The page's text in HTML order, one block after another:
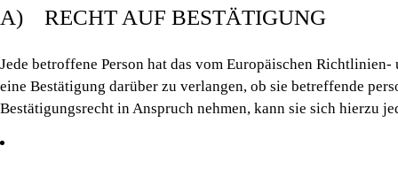
A) RECHT AUF BESTÄTIGUNG
Jede betroffene Person hat das vom Europäischen
eine Bestätigung darüber zu verlangen, ob sie betreffende
Bestätigungsrecht in Anspruch nehmen, kann sie sich hierzu